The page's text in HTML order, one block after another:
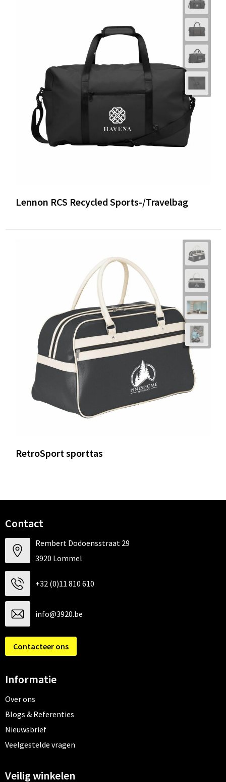
Lennon RCS Recycled Sports-/Travelbag
RetroSport sporttas
Contact
Rembert Dodoensstraat 29
3920 Lommel
+32 (0)11 810 610
info@3920.be
Contacteer ons
Informatie
Over ons
Blogs & Referenties
Nieuwsbrief
Veelgestelde vragen
Veilig winkelen